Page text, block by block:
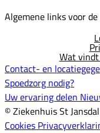
Algemene links voor
Wat
Contact- en
Spoedzorg nodig?
Uw ervaring delen
© Ziekenhuis St
Cookies